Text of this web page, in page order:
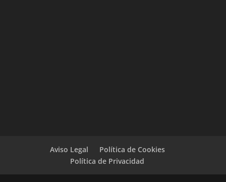
Aviso Legal
Política de Cookies
Política de Privacidad